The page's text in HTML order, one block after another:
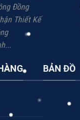
Đồng
Thiết Kế
BẢN ĐỒ